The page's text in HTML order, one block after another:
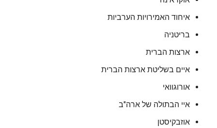
איחוד האמירויות הערביות
בריטניה
ארצות הברית
איים בשליטת ארצות הברית
אורוגוואי
איי הבתולה של ארה"ב
אוזבקיסטן